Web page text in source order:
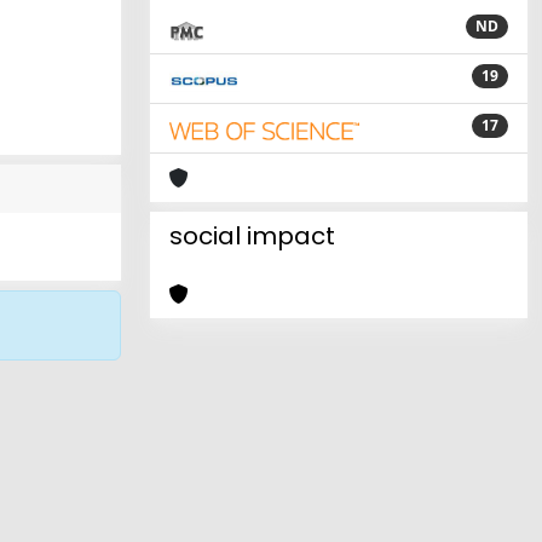
ND
19
17
social impact